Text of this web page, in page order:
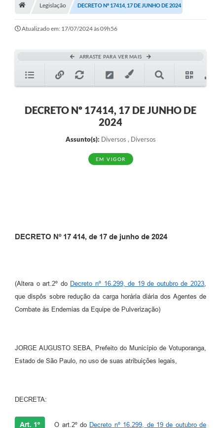
A História
Galeria de Fotos
Perguntas Frequentes
Editais
Legislação DECRETO Nº 17414, 17 DE JUNHO DE 2024
Atualizado em: 17/07/2024 às 09h56
ARRASTE PARA VER MAIS
DECRETO Nº 17414, 17 DE JUNHO DE
2024
Assunto(s): Diversos , Diversos
EM VIGOR
DECRETO Nº 17 414, de 17 de junho de 2024
(Altera o art.2º do Decreto nº 16.299, de 19 de outubro de 2023,
que dispôs sobre redução da carga horária diária dos Agentes de
Combate às Endemias da Equipe de Pulverização)
JORGE AUGUSTO SEBA, Prefeito do Município de Votuporanga,
Estado de São Paulo, no uso de suas atribuições legais,
DECRETA:
Art. 1º O art.2º do Decreto nº 16.299, de 19 de outubro de